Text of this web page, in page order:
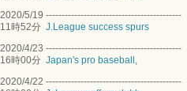
2020/5/19 -------------------------------------------
11時52分 J.League success spurs
2020/4/23 -------------------------------------------
16時00分 Japan's pro baseball,
2020/4/22 -------------------------------------------